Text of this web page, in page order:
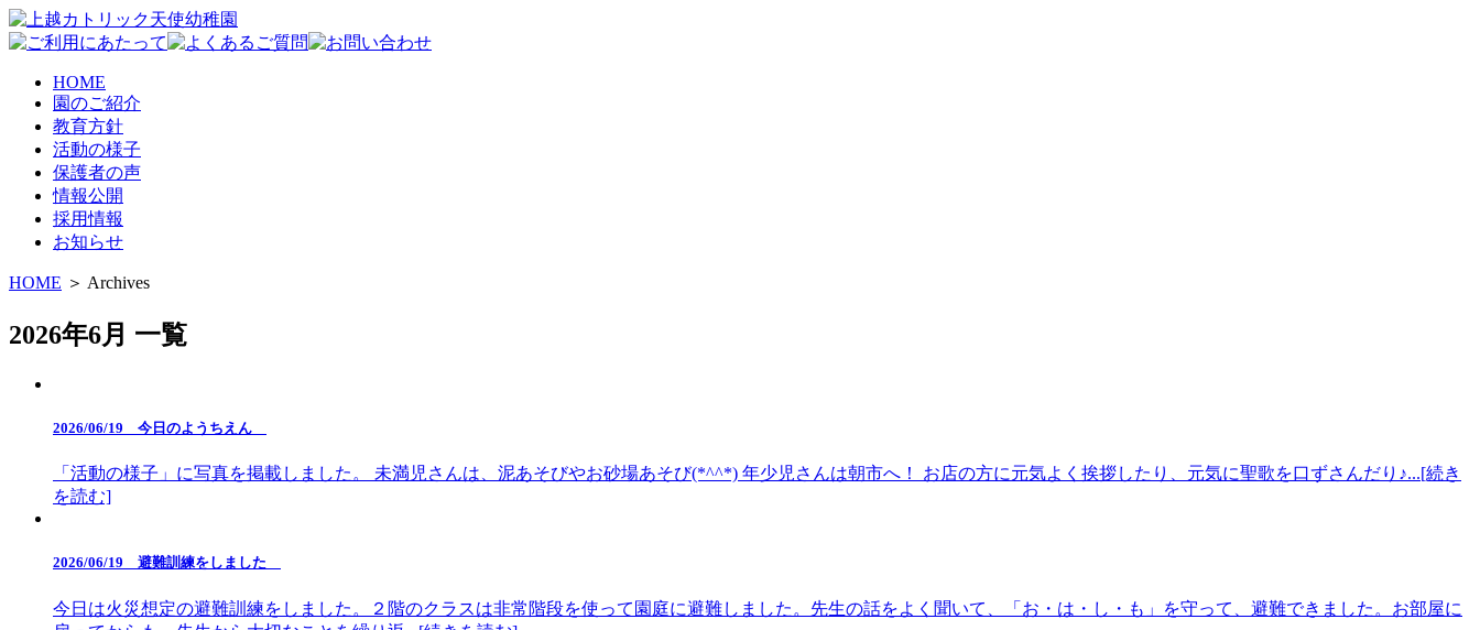
HOME
園のご紹介
教育方針
活動の様子
保護者の声
情報公開
採用情報
お知らせ
HOME ＞ Archives
2026年6月 一覧
2026/06/19 今日のようちえん
「活動の様子」に写真を掲載しました。 未満児さんは、泥あそびやお砂場あそび(*^^*) 年少児さんは朝市へ！ お店の方に元気よく挨拶したり、元気に聖歌を口ずさんだり♪...[続き
を読む]
2026/06/19 避難訓練をしました
今日は火災想定の避難訓練をしました。２階のクラスは非常階段を使って園庭に避難しました。先生の話をよく聞いて、「お・は・し・も」を守って、避難できました。お部屋に